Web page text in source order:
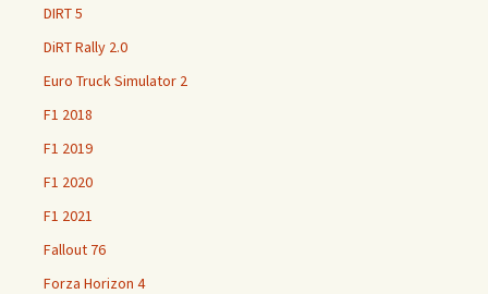
DIRT 5
DiRT Rally 2.0
Euro Truck Simulator 2
F1 2018
F1 2019
F1 2020
F1 2021
Fallout 76
Forza Horizon 4